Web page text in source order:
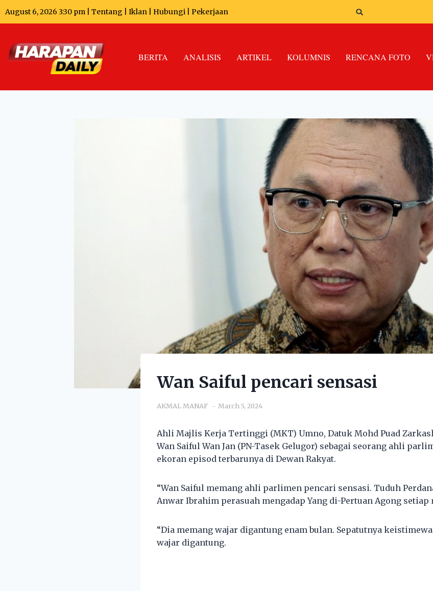
August 6, 2026 3:30 pm | Tentang Iklan Hubungi Pekerjaan
BERITA ANALISIS ARTIKEL KOLUMNIS RENCANA FOTO
Wan Saiful pencari sensasi
AKMAL MANAF March 5, 2024
Ahli Majlis Kerja Tertinggi (MKT) Umno, Datuk Mohd Puad
Wan Saiful Wan Jan (PN-Tasek Gelugor) sebagai seorang ahli
ekoran episod terbarunya di Dewan Rakyat.
“Wan Saiful memang ahli parlimen pencari sensasi. Tuduh
Anwar Ibrahim perasuah mengadap Yang di-Pertuan Agong setiap
“Dia memang wajar digantung enam bulan. Sepatutnya
wajar digantung.